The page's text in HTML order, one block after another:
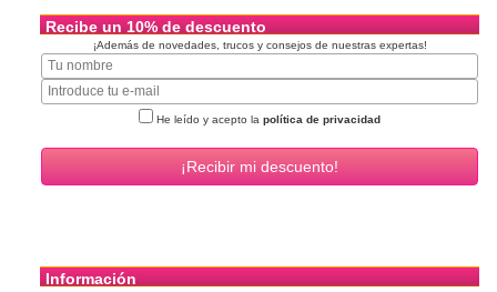
Recibe un 10% de descuento
¡Además de novedades, trucos y consejos de nuestras expertas!
He leído y acepto la política de privacidad
Información